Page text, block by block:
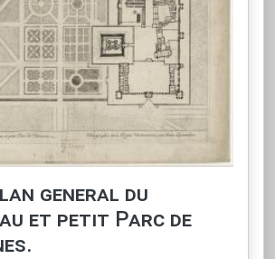
general du
et petit Parc de